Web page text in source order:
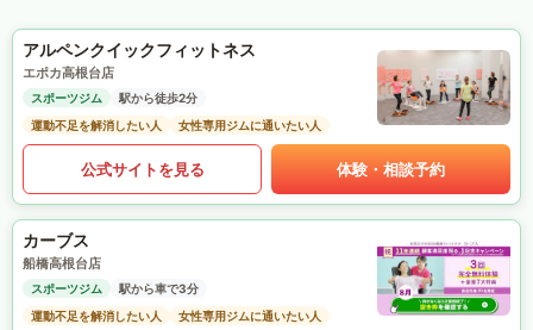
アルペンクイックフィットネス
エポカ高根台店
スポーツジム
駅から徒歩2分
運動不足を解消したい人
女性専用ジムに通いたい人
公式サイトを見る 体験・相談予約
カーブス
船橋高根台店
スポーツジム
駅から車で3分
運動不足を解消したい人
女性専用ジムに通いたい人